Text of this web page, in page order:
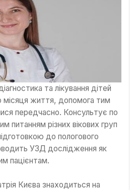
та лікування дітей
місяця життя, допомога тим
передчасно. Консультує по
питанням різних вікових груп
до пологового
УЗД дослідження як
пацієнтам.
Києва знаходиться на